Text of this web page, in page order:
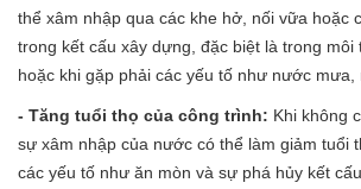
thể xâm nhập qua các khe hở, nối vữa hoặc
trong kết cấu xây dựng, đặc biệt là trong môi
hoặc khi gặp phải các yếu tố như nước mưa,
- Tăng tuổi thọ của công trình: Khi không
sự xâm nhập của nước có thể làm giảm tuổi
các yếu tố như ăn mòn và sự phá hủy kết